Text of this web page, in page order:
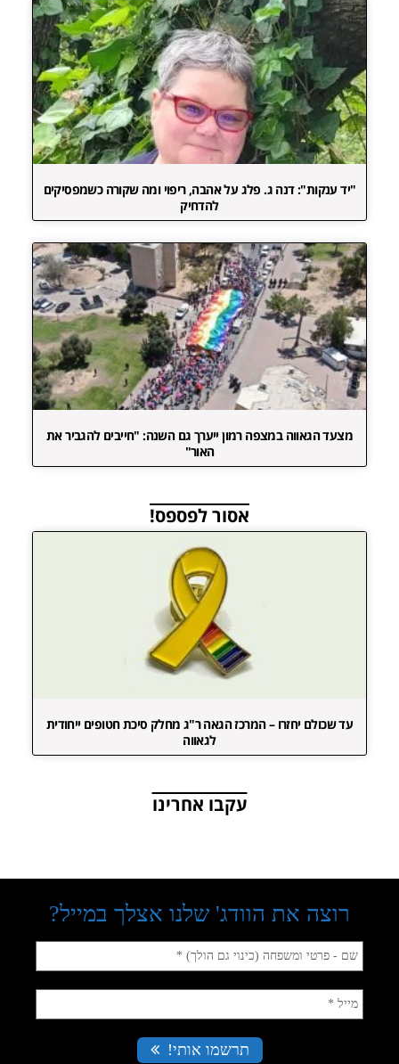
"יד ענקות": דנה ג. פלג על אהבה, ריפוי ומה שקורה כשמפסיקים
להדחיק
מצעד הגאווה במצפה רמון ייערך גם השנה: "חייבים להגביר את
האור"
אסור לפספס!
עד שכולם יחזרו – המרכז הגאה ר"ג מחלק סיכת חטופים ייחודית
לגאווה
עקבו אחרינו